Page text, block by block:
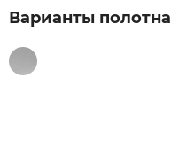
Варианты полотна